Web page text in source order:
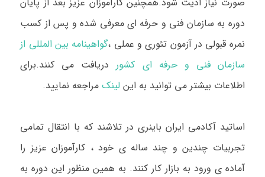
دوره به سازمان فنی و حرفه ای معرفی شده و پس از کسب
نمره قبولی در آزمون تئوری و عملی ،گواهینامه بین المللی از
سازمان فنی و حرفه ای کشوردریافت می کنند.برای
اطلاعات بیشتر می توانید به این لینک مراجعه نمایید.
اساتید آکادمی ایران باینری در تلاشند که با انتقال تمامی
تجربیات چندین و چند ساله ی خود ، کارآموزان عزیز را
آماده ی ورود به بازار کار کنند. به همین منظور این دوره به